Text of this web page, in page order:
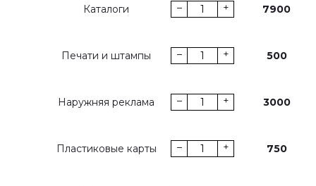
Каталоги – + 7900
Печати и штампы – + 500
Наружняя реклама – + 3000
Пластиковые карты – + 750